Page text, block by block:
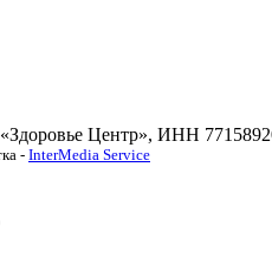
Центр», ИНН
- InterMedia Service